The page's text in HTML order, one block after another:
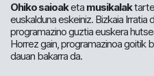
Ohiko saioaketa musikalak
euskalduna eskeiniz. Bizkaia Irratia
programazino guztia euskera
Horrez gain, programazinoa goitik
dauan bakarra da.